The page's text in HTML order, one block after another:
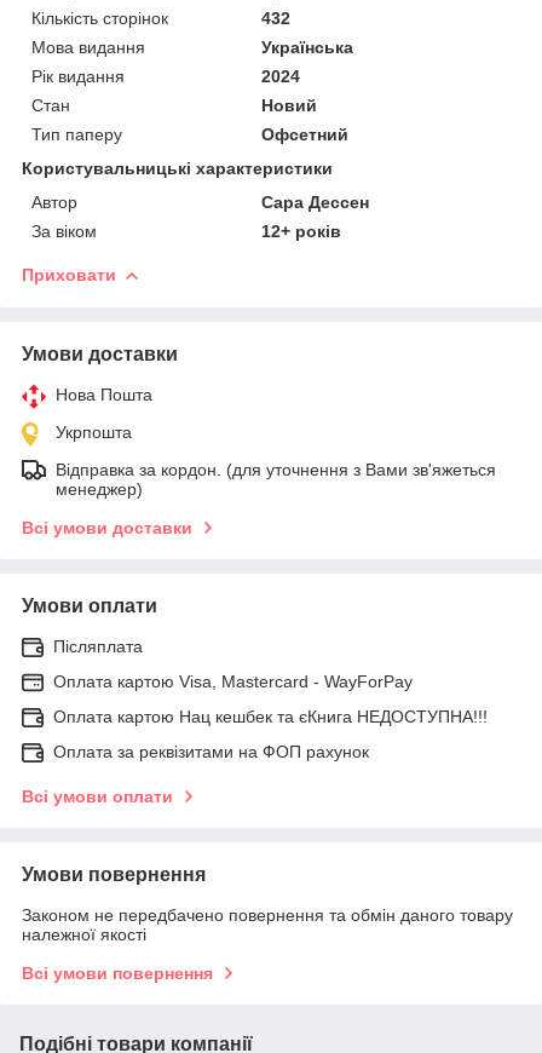
Кількість сторінок
432
Мова видання
Українська
Рік видання
2024
Стан
Новий
Тип паперу
Офсетний
Користувальницькі характеристики
Автор
Сара Дессен
За віком
12+ років
Приховати
Умови доставки
Нова Пошта
Укрпошта
Відправка за кордон. (для уточнення з Вами зв'яжеться
менеджер)
Всі умови доставки
Умови оплати
Післяплата
Оплата картою Visa, Mastercard - WayForPay
Оплата картою Нац кешбек та єКнига НЕДОСТУПНА!!!
Оплата за реквізитами на ФОП рахунок
Всі умови оплати
Умови повернення
Законом не передбачено повернення та обмін даного товару
належної якості
Всі умови повернення
Подібні товари компанії